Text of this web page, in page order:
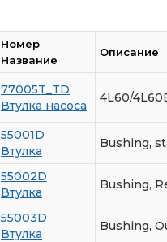
Номер
Название
Описание
77005T_TD
Втулка насоса
4L60/
55001D
Втулка
Bushing,
55002D
Втулка
Bushing,
55003D
Втулка
Bushing,